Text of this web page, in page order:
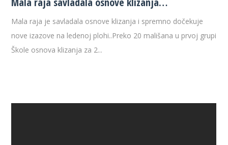
Mala raja je savladala osnove klizanja i spremno dočekuje
nove izazove na ledenoj plohi..Preko 20 mališana u prvoj grupi
Škole osnova klizanja za 2...